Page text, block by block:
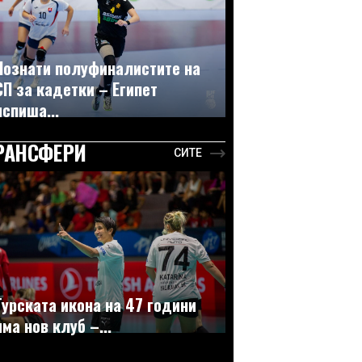
полуфиналистите на
за кадетки – Египет
СИТЕ
икона на 47 години
нов клуб –...